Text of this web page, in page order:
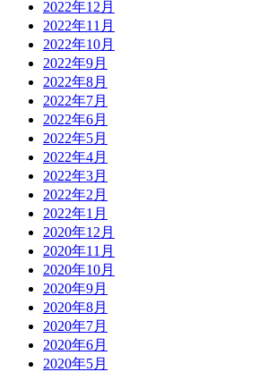
2022年12月
2022年11月
2022年10月
2022年9月
2022年8月
2022年7月
2022年6月
2022年5月
2022年4月
2022年3月
2022年2月
2022年1月
2020年12月
2020年11月
2020年10月
2020年9月
2020年8月
2020年7月
2020年6月
2020年5月